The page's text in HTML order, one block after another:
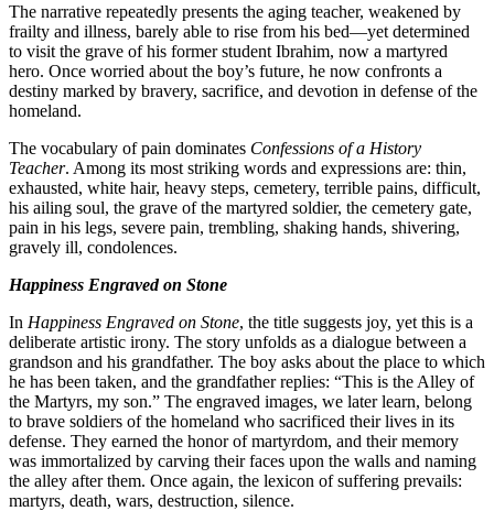
The narrative repeatedly presents the
frailty and illness, barely able to rise
to visit the grave of his former student
hero. Once worried about the boy’s
destiny marked by bravery, sacrifice,
The vocabulary of pain dominates
Teacher. Among its most striking words
exhausted, white hair, heavy steps,
his ailing soul, the grave of the martyred
pain in his legs, severe pain, trembling,
Happiness Engraved on Stone
InHappiness Engraved on Stone, the
deliberate artistic irony. The story
grandson and his grandfather. The boy
he has been taken, and the grandfather
the Martyrs, my son.” The engraved
to brave soldiers of the homeland who
defense. They earned the honor of
was immortalized by carving their faces
the alley after them. Once again, the
martyrs, death, wars, destruction, silence.